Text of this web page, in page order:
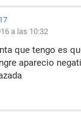
a las 10:32
que tengo es
aparecio